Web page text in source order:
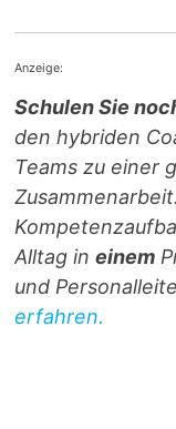
Anzeige:
Schulen Sie
den hybriden
Teams zu einer
Alltag ineinem
und
erfahren.